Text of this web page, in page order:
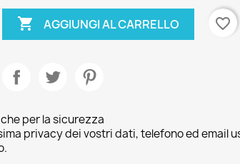
 AGGIUNGI AL CARRELLO favorite_border
per la sicurezza
privacy dei vostri dati, telefono ed email